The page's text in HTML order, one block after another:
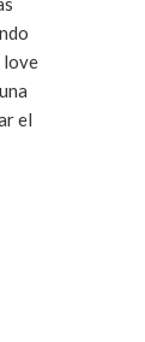
love
el